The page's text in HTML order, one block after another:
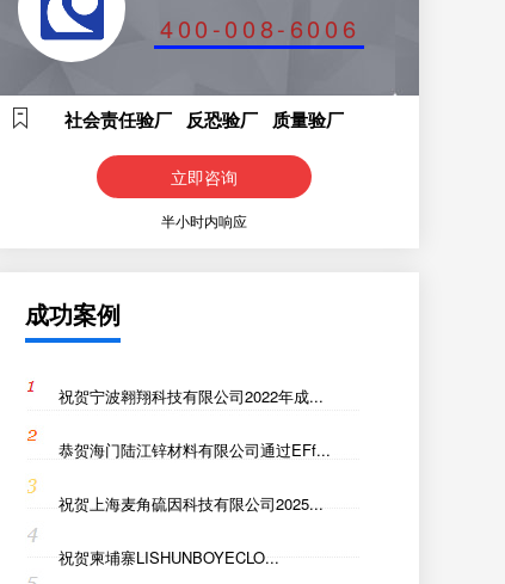
400-008-6006
社会责任验厂 反恐验厂 质量验厂
立即咨询
半小时内响应
成功案例
祝贺宁波翱翔科技有限公司2022年成...
恭贺海门陆江锌材料有限公司通过EFf...
祝贺上海麦角硫因科技有限公司2025...
祝贺柬埔寨LISHUNBOYECLO...